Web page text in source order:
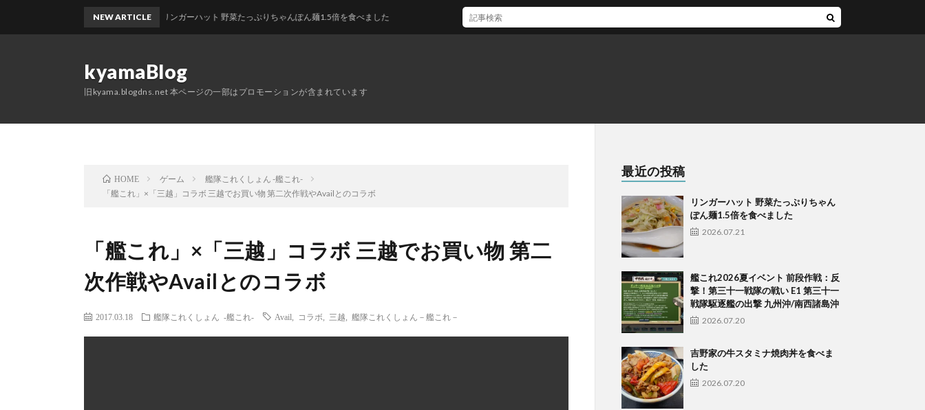
kyamaBlog
旧kyama.blogdns.net 本ページの一部はプロモーションが含まれています
NEW ARTICLEリンガーハット 野菜たっぷりちゃんぽん麺1.5倍を食べました
HOME ゲーム
艦隊これくしょん -艦これ-
「艦これ」×「三越」コラボ 三越でお買い物 第二次作戦やAvailとのコラボ
「艦これ」×「三越」コラボ 三越でお買い物 第二
次作戦やAvailとのコラボ
2017.03.18 艦隊これくしょん -艦これ- Avail コラボ 三越 艦隊これくしょん－艦これ－
最近の投稿
リンガーハット 野菜たっぷりちゃん
ぽん麺1.5倍を食べました
2026.07.21
艦これ2026夏イベント 前段作戦：反
撃！第三十一戦隊の戦い E1 第三十一
戦隊駆逐艦の出撃 九州沖/南西諸島沖
2026.07.20
吉野家の牛スタミナ焼肉丼を食べま
した
2026.07.20